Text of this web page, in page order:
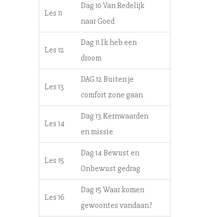
Les 11
Dag 10 Van Redelijk
naar Goed
Les 12
Dag 11 Ik heb een
droom
Les 13
DAG 12 Buiten je
comfort zone gaan
Les 14
Dag 13 Kernwaarden
en missie
Les 15
Dag 14 Bewust en
Onbewust gedrag
Les 16
Dag 15 Waar komen
gewoontes vandaan?